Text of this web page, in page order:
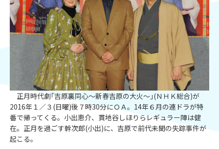
正月時代劇｢吉原裏同心～新春吉原の大火～｣(ＮＨＫ総合)が
2016年１／３(日曜)後７時30分にＯＡ。14年６月の連ドラが特
番で帰ってくる。小出恵介、貫地谷しほりらレギュラー陣は健
在。正月を過ごす幹次郎(小出)に、吉原で前代未聞の失踪事件が
起こる。